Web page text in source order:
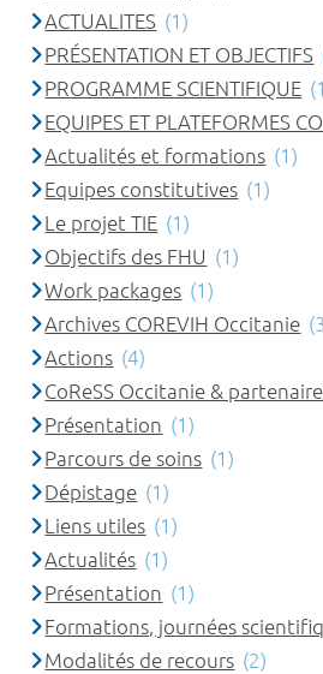
ACTUALITES (1)
PRÉSENTATION ET OBJECTIFS
PROGRAMME SCIENTIFIQUE
EQUIPES ET PLATEFORMES
Actualités et formations (1)
Equipes constitutives (1)
Le projet TIE (1)
Objectifs des FHU (1)
Work packages (1)
Archives COREVIH Occitanie
Actions (4)
CoReSS Occitanie &
Présentation (1)
Parcours de soins (1)
Dépistage (1)
Liens utiles (1)
Actualités (1)
Présentation (1)
Formations, journées
Modalités de recours (2)